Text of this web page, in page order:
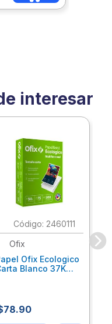
interesar
: 2460111
Ofix
Ofix Ecologico
Blanco 37K
78.90